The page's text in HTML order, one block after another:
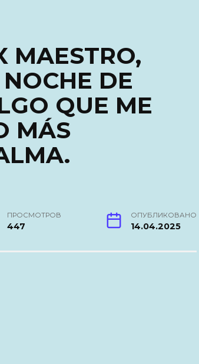
MAESTRO,
DE
QUE ME
MÁS
ПРОСМОТРОВ
447
ОПУБЛИКОВАНО
14.04.2025